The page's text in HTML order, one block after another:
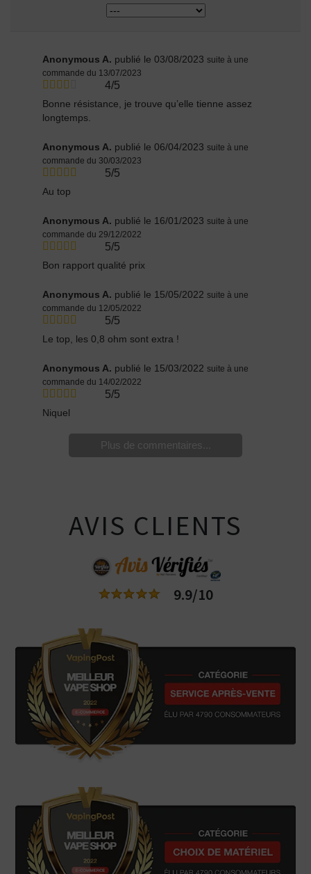
Anonymous A. publié le 03/08/2023 suite à une
commande du 13/07/2023
4/5
Bonne résistance, je trouve qu’elle tienne assez
longtemps.
Anonymous A. publié le 06/04/2023 suite à une
commande du 30/03/2023
5/5
Au top
Anonymous A. publié le 16/01/2023 suite à une
commande du 29/12/2022
5/5
Bon rapport qualité prix
Anonymous A. publié le 15/05/2022 suite à une
commande du 12/05/2022
5/5
Le top, les 0,8 ohm sont extra !
Anonymous A. publié le 15/03/2022 suite à une
commande du 14/02/2022
5/5
Niquel
Plus de commentaires...
AVIS CLIENTS
9.9/10